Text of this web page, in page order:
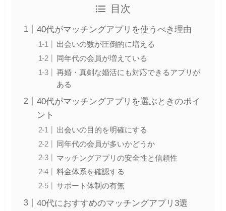
目次
40代がマッチングアプリを使うべき理由
出会いの数が圧倒的に増える
同年代の会員が増えている
再婚・真剣な婚活にも対応できるアプリが
ある
40代がマッチングアプリを選ぶときのポイ
ント
出会いの目的を明確にする
同年代の会員が多いかどうか
マッチングアプリの安全性と信頼性
料金体系を確認する
サポート体制の有無
40代におすすめのマッチングアプリ3選